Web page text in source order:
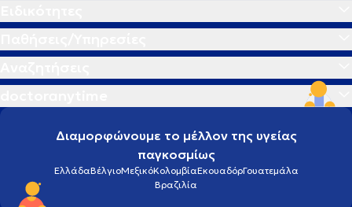
Διαμορφώνουμε το μέλλον της υγείας
παγκοσμίως
ΕλλάδαΒέλγιοΜεξικόΚολομβίαΕκουαδόρΓουατεμάλα
Βραζιλία